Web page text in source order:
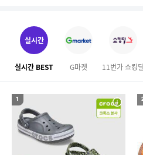
11 수향미쌀10kg특등급
13 팔찌부자재
16 리치 음료수 업소용 튀김
가정용 인형
실시간
실시간 BEST G마켓 11번가 쇼킹딜
1